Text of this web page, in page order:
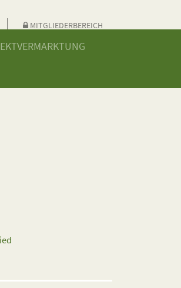
MITGLIEDERBEREICH